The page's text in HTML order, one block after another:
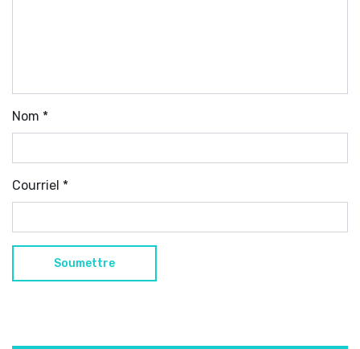
Nom *
Courriel *